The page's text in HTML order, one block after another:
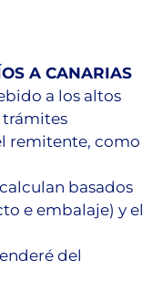
A CANARIAS
a los altos
trámites
remitente, como
basados
e embalaje) y el
del